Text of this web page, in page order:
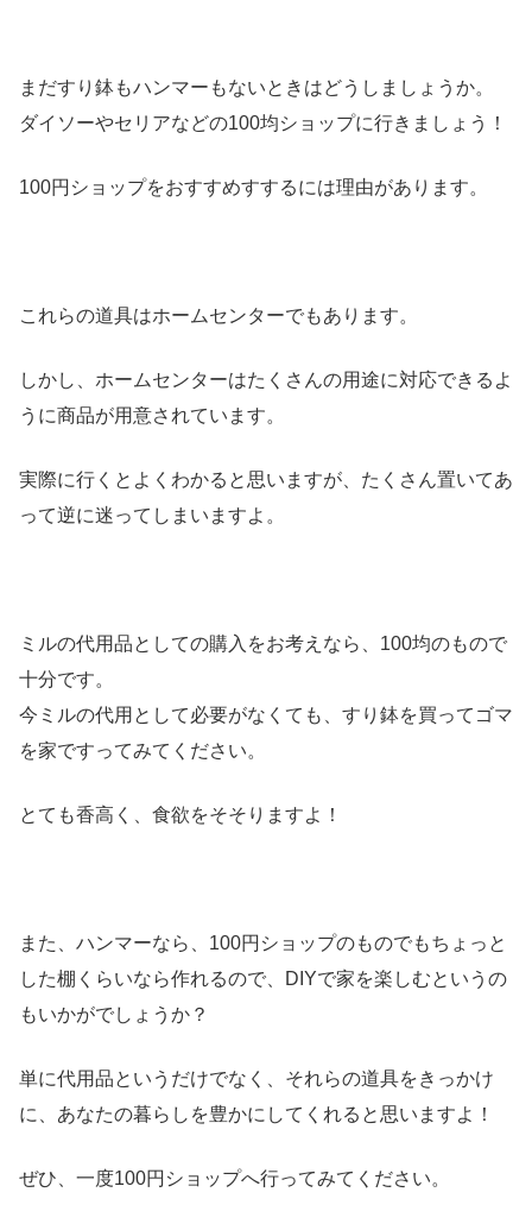
まだすり鉢もハンマーもないときはどうしましょうか。
ダイソーやセリアなどの100均ショップに行きましょう！
100円ショップをおすすめすするには理由があります。
これらの道具はホームセンターでもあります。
しかし、ホームセンターはたくさんの用途に対応できるよ
うに商品が用意されています。
実際に行くとよくわかると思いますが、たくさん置いてあ
って逆に迷ってしまいますよ。
ミルの代用品としての購入をお考えなら、100均のもので
十分です。
今ミルの代用として必要がなくても、すり鉢を買ってゴマ
を家ですってみてください。
とても香高く、食欲をそそりますよ！
また、ハンマーなら、100円ショップのものでもちょっと
した棚くらいなら作れるので、DIYで家を楽しむというの
もいかがでしょうか？
単に代用品というだけでなく、それらの道具をきっかけ
に、あなたの暮らしを豊かにしてくれると思いますよ！
ぜひ、一度100円ショップへ行ってみてください。